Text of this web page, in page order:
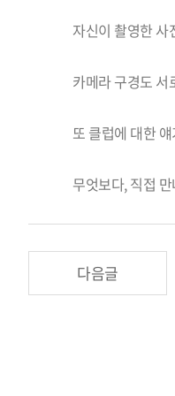
자신이 촬영한 사
카메라 구경도 서
또 클럽에 대한
무엇보다, 직접
다음글